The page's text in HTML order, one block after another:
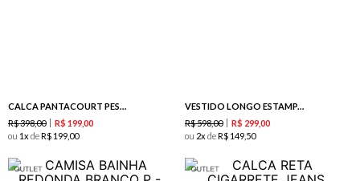
CALCA PANTACOURT PESPONTOS-AZULEJO / CREME
R$398,00 R$ 19900
ou 1 deR$ 199 00
VESTIDO LONGO ESTAMPA BELLA AZUR
R$598,00 R$ 29900
ou 2 deR$ 149 50